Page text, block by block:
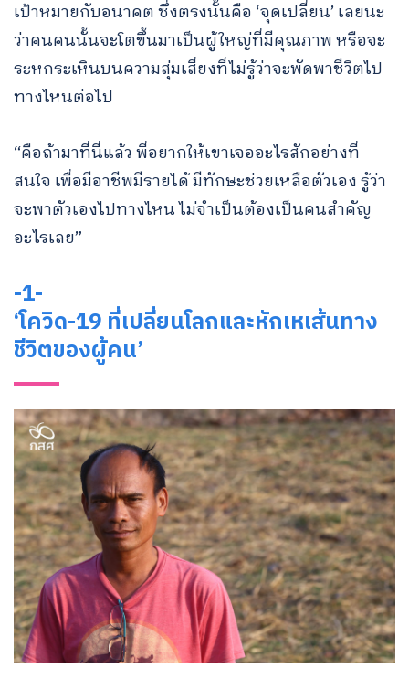
เป้าหมายกับอนาคต ซึ่งตรงนั้นคือ ‘จุดเปลี่ยน’ เลยนะ
ว่าคนคนนั้นจะโตขึ้นมาเป็นผู้ใหญ่ที่มีคุณภาพ หรือจะ
ระหกระเหินบนความสุ่มเสี่ยงที่ไม่รู้ว่าจะพัดพาชีวิตไป
ทางไหนต่อไป
“คือถ้ามาที่นี่แล้ว พี่อยากให้เขาเจออะไรสักอย่างที่
สนใจ เพื่อมีอาชีพมีรายได้ มีทักษะช่วยเหลือตัวเอง รู้ว่า
จะพาตัวเองไปทางไหน ไม่จำเป็นต้องเป็นคนสำคัญ
อะไรเลย”
-1-
‘โควิด-19 ที่เปลี่ยนโลกและหักเหเส้นทาง
ชีวิตของผู้คน’